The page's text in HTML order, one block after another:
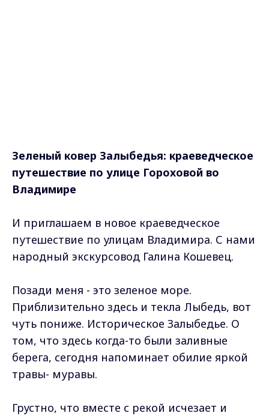
Зеленый ковер Залыбедья: краеведческое
путешествие по улице Гороховой во
Владимире
И приглашаем в новое краеведческое
путешествие по улицам Владимира. С нами
народный экскурсовод Галина Кошевец.
Позади меня - это зеленое море.
Приблизительно здесь и текла Лыбедь, вот
чуть пониже. Историческое Залыбедье. О
том, что здесь когда-то были заливные
берега, сегодня напоминает обилие яркой
травы- муравы.
Грустно, что вместе с рекой исчезает и